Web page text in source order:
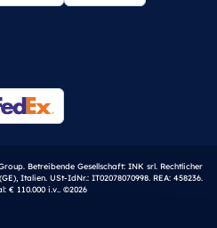
Betreibende Gesellschaft: INK srl. Rechtlicher
Italien. USt-IdNr.: IT02078070998. REA: 458236.
€ 110.000 i.v.. ©2026